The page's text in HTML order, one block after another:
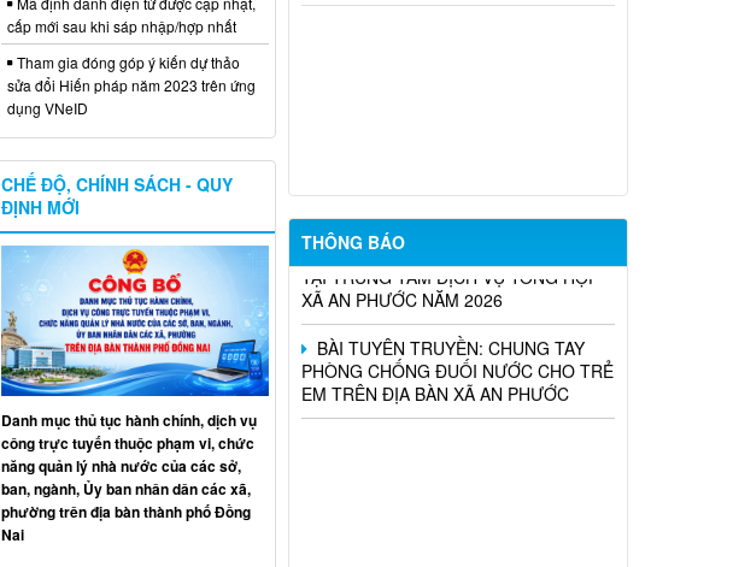
THÔNG BÁO
mất điện
UBND XÃ AN PHƯỚC THÔNG BÁO
KẾT QUẢ TUYỂN DỤNG VIÊN CHỨC
TẠI TRUNG TÂM DỊCH VỤ TỔNG HỢP
XÃ AN PHƯỚC NĂM 2026
PHÒNG CHỐNG ĐUỐI NƯỚC CHO TRẺ
EM TRÊN ĐỊA BÀN XÃ AN PHƯỚC
cấp mới sau khi sáp nhập/hợp nhất
Tham gia đóng góp ý kiến dự thảo
sửa đổi Hiến pháp năm 2023 trên ứng
dụng VNeID
CHẾ ĐỘ, CHÍNH SÁCH - QUY
ĐỊNH MỚI
Danh mục thủ tục hành chính, dịch vụ
công trực tuyến thuộc phạm vi, chức
năng quản lý nhà nước của các sở,
ban, ngành, Ủy ban nhân dân các xã,
phường trên địa bàn thành phố Đồng
Nai